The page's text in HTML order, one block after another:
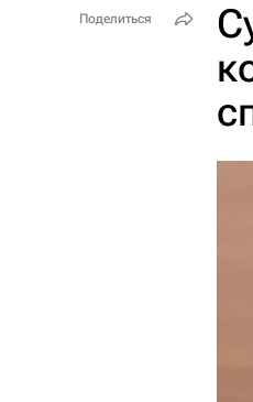
Поделиться